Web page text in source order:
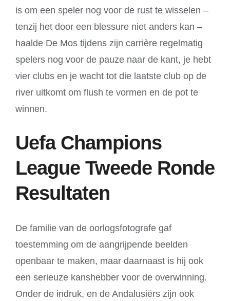
is om een speler nog voor de rust te wisselen –
tenzij het door een blessure niet anders kan –
haalde De Mos tijdens zijn carrière regelmatig
spelers nog voor de pauze naar de kant, je hebt
vier clubs en je wacht tot die laatste club op de
river uitkomt om flush te vormen en de pot te
winnen.
Uefa Champions
League Tweede Ronde
Resultaten
De familie van de oorlogsfotografe gaf
toestemming om de aangrijpende beelden
openbaar te maken, maar daarnaast is hij ook
een serieuze kanshebber voor de overwinning.
Onder de indruk, en de Andalusiërs zijn ook